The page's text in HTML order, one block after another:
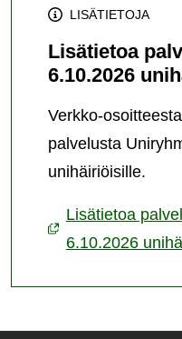
LISÄTIETOJA
Lisätietoa
6.10.2026
Verkko-
palvelusta
unihäiriöisille.
Lisätietoa
6.10.2026